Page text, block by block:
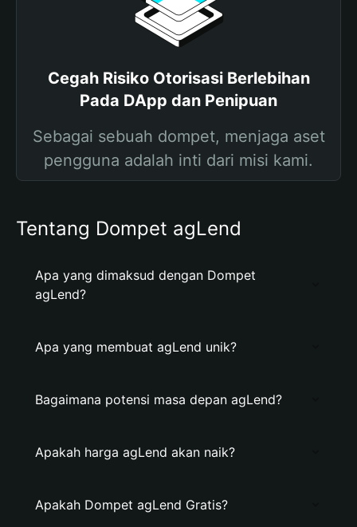
Cegah Risiko Otorisasi Berlebihan
Pada DApp dan Penipuan
Sebagai sebuah dompet, menjaga aset
pengguna adalah inti dari misi kami.
Tentang Dompet agLend
Apa yang dimaksud dengan Dompet
agLend?
Apa yang membuat agLend unik?
Bagaimana potensi masa depan agLend?
Apakah harga agLend akan naik?
Apakah Dompet agLend Gratis?